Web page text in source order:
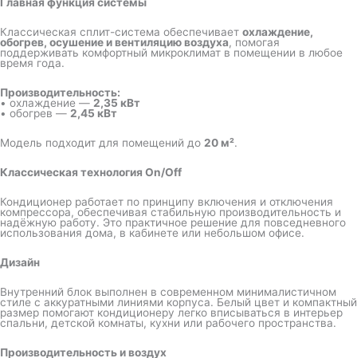
Главная функция системы
Классическая сплит-система обеспечивает охлаждение,
обогрев, осушение и вентиляцию воздуха, помогая
поддерживать комфортный микроклимат в помещении в любое
время года.
Производительность:
• охлаждение — 2,35 кВт
• обогрев — 2,45 кВт
Модель подходит для помещений до 20 м².
Классическая технология On/Off
Кондиционер работает по принципу включения и отключения
компрессора, обеспечивая стабильную производительность и
надёжную работу. Это практичное решение для повседневного
использования дома, в кабинете или небольшом офисе.
Дизайн
Внутренний блок выполнен в современном минималистичном
стиле с аккуратными линиями корпуса. Белый цвет и компактный
размер помогают кондиционеру легко вписываться в интерьер
спальни, детской комнаты, кухни или рабочего пространства.
Производительность и воздух